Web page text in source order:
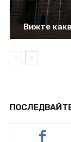
Вижте